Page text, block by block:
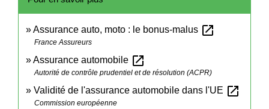
Assurance auto, moto : le bonus-malus open_in_new
France Assureurs
Assurance automobile open_in_new
Autorité de contrôle prudentiel et de résolution (ACPR)
Validité de l'assurance automobile dans l'UE open_in_new
Commission européenne